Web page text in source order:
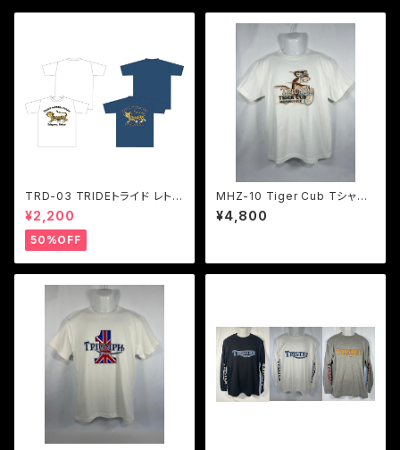
TRD-03 TRIDEトライド レトロ
タイガーロゴTシャツ ２色展開
¥2,200
50%OFF
MHZ-10 Tiger Cub Tシャツ
２色展開
¥4,800